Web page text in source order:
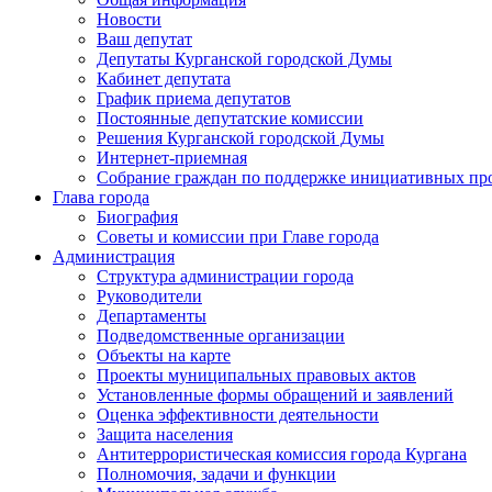
Новости
Ваш депутат
Депутаты Курганской городской Думы
Кабинет депутата
График приема депутатов
Постоянные депутатские комиссии
Решения Курганской городской Думы
Интернет-приемная
Собрание граждан по поддержке инициативных
Глава города
Биография
Советы и комиссии при Главе города
Администрация
Структура администрации города
Руководители
Департаменты
Подведомственные организации
Объекты на карте
Проекты муниципальных правовых актов
Установленные формы обращений и заявлений
Оценка эффективности деятельности
Защита населения
Антитеррористическая комиссия города Кургана
Полномочия, задачи и функции